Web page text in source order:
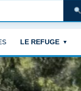
LE REFUGE ▼